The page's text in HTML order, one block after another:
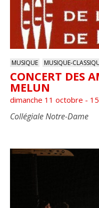
MUSIQUE MUSIQUE-
CONCERT DES
MELUN
dimanche 11 octobre -
Collégiale Notre-Dame